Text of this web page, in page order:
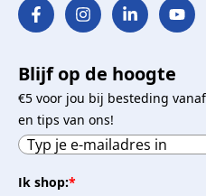
Blijf op de hoogte
€5 voor jou bij besteding
en tips van ons!
Ik shop:*